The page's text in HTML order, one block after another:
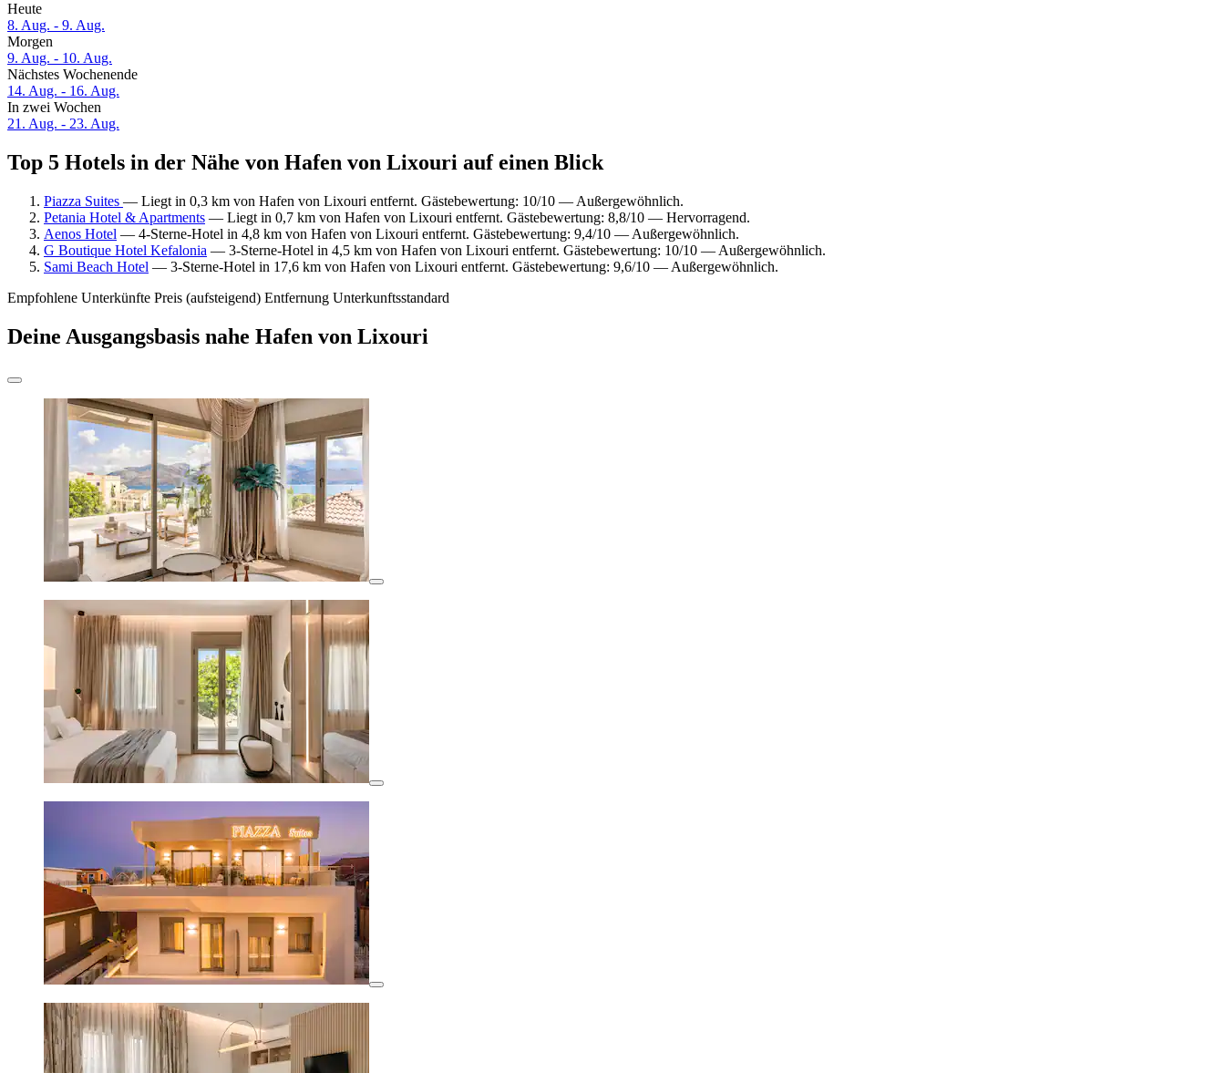
Heute
8. Aug. - 9. Aug.
Morgen
9. Aug. - 10. Aug.
Nächstes Wochenende
14. Aug. - 16. Aug.
In zwei Wochen
21. Aug. - 23. Aug.
Top 5 Hotels in der Nähe von Hafen von Lixouri auf einen Blick
Piazza Suites — Liegt in 0,3 km von Hafen von Lixouri entfernt. Gästebewertung: 10/10 — Außergewöhnlich.
Petania Hotel & Apartments — Liegt in 0,7 km von Hafen von Lixouri entfernt. Gästebewertung: 8,8/10 — Hervorragend.
Aenos Hotel — 4-Sterne-Hotel in 4,8 km von Hafen von Lixouri entfernt. Gästebewertung: 9,4/10 — Außergewöhnlich.
G Boutique Hotel Kefalonia — 3-Sterne-Hotel in 4,5 km von Hafen von Lixouri entfernt. Gästebewertung: 10/10 — Außergewöhnlich.
Sami Beach Hotel — 3-Sterne-Hotel in 17,6 km von Hafen von Lixouri entfernt. Gästebewertung: 9,6/10 — Außergewöhnlich.
Empfohlene Unterkünfte Preis (aufsteigend) Entfernung Unterkunftsstandard
Deine Ausgangsbasis nahe Hafen von Lixouri